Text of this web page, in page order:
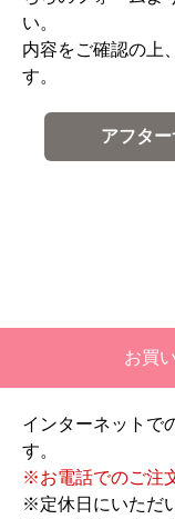
い。
内容をご確認の上
す。
アフタ
お買
インターネットで
す。
※お電話でのご注
※定休日にいただ